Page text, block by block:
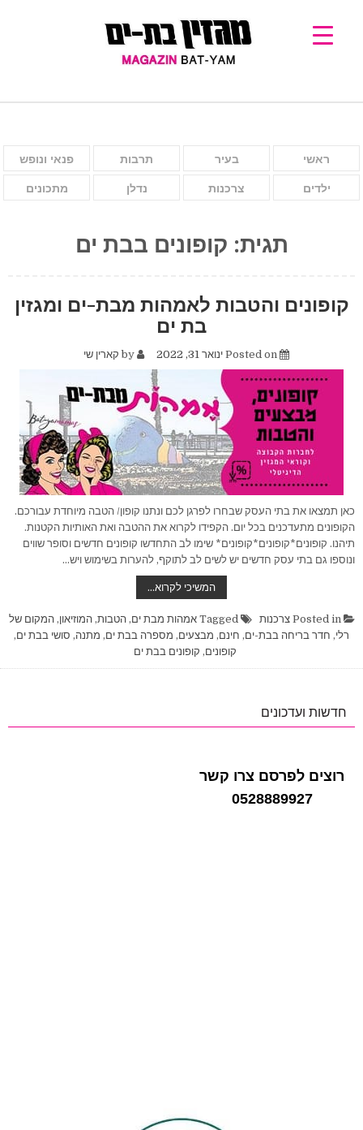
ראשי בעיר תרבות פנאי ונופש
ילדים צרכנות נדלן מתכונים
תגית: קופונים בבת ים
קופונים והטבות לאמהות מבת-ים ומגזין
בת ים
ינואר 31, 2022 קארין שי
כאן תמצאו את בתי העסק שבחרו לפרגן לכם ונתנו קופון/ הטבה מיוחדת עבורכם.
הקופונים מתעדכנים בכל יום. הקפידו לקרוא את ההטבה ואת האותיות הקטנות.
תיהנו. קופונים*קופונים*קופונים* שימו לב התחדשו קופונים חדשים וסופר שווים
ונוספו גם בתי עסק חדשים יש לשים לב לתוקף, להערות בשימוש ויש…
המשיכי לקרוא…
והטבות
מבת-ים
בת
ים
Posted in צרכנות Tagged אמהות מבת ים,הטבות,המוזיאון,המקום של
רלי, חדר בריחה בבת-ים, חינם, מבצעים, מספרה בבת ים, מתנה, סושי בבת ים,
קופונים, קופונים בבת ים
חדשות ועדכונים
רוצים לפרסם צרו קשר
0528889927